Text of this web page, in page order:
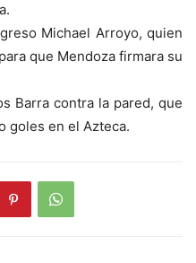
Michael Arroyo, quien
que Mendoza firmara su
Barra contra la pared, que
goles en el Azteca.